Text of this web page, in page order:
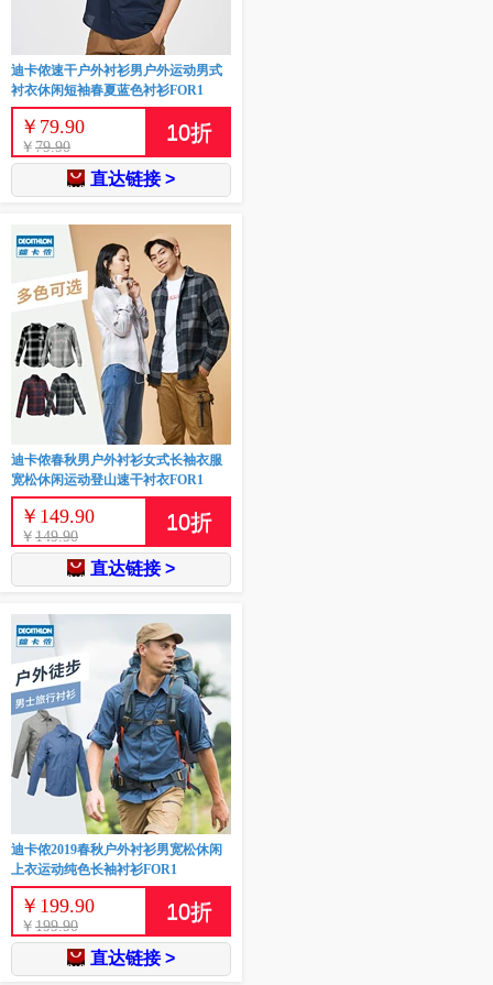
迪卡侬速干户外衬衫男户外运动男式
衬衣休闲短袖春夏蓝色衬衫FOR1
￥ 79.90
￥ 79.90
10折
直达链接 >
迪卡侬春秋男户外衬衫女式长袖衣服
宽松休闲运动登山速干衬衣FOR1
￥ 149.90
￥ 149.90
10折
直达链接 >
迪卡侬2019春秋户外衬衫男宽松休闲
上衣运动纯色长袖衬衫FOR1
￥ 199.90
￥ 199.90
10折
直达链接 >